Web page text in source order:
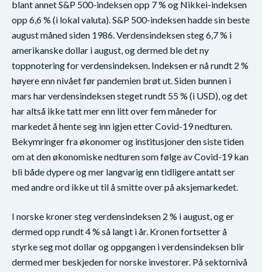
blant annet S&P 500-indeksen opp 7 % og Nikkei-indeksen
opp 6,6 % (i lokal valuta). S&P 500-indeksen hadde sin beste
august måned siden 1986. Verdensindeksen steg 6,7 % i
amerikanske dollar i august, og dermed ble det ny
toppnotering for verdensindeksen. Indeksen er nå rundt 2 %
høyere enn nivået før pandemien brøt ut. Siden bunnen i
mars har verdensindeksen steget rundt 55 % (i USD), og det
har altså ikke tatt mer enn litt over fem måneder for
markedet å hente seg inn igjen etter Covid-19 nedturen.
Bekymringer fra økonomer og institusjoner den siste tiden
om at den økonomiske nedturen som følge av Covid-19 kan
bli både dypere og mer langvarig enn tidligere antatt ser
med andre ord ikke ut til å smitte over på aksjemarkedet.
I norske kroner steg verdensindeksen 2 % i august, og er
dermed opp rundt 4 % så langt i år. Kronen fortsetter å
styrke seg mot dollar og oppgangen i verdensindeksen blir
dermed mer beskjeden for norske investorer. På sektornivå